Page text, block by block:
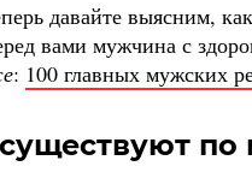
давайте выясним,
вами мужчина с
: 100 главных мужских